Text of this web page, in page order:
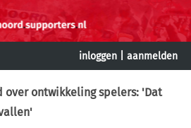
inloggen aanmelden
over ontwikkeling spelers: 'Dat